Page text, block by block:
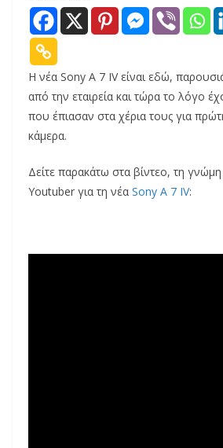
Η νέα Sony A 7 IV είναι εδώ,
από την εταιρεία και τώρα το λόγο
που έπιασαν στα χέρια τους για
κάμερα.
Δείτε παρακάτω στα βίντεο, τη
Youtuber για τη νέα Sony A 7 IV: